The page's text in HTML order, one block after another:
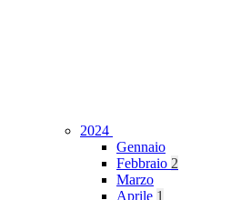
2024
Gennaio
Febbraio 2
Marzo
Aprile 1